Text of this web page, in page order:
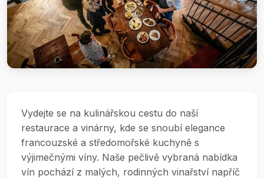
Vydejte se na kulinářskou cestu do naší
restaurace a vinárny, kde se snoubí elegance
francouzské a středomořské kuchyně s
výjimečnými víny. Naše pečlivě vybraná nabídka
vín pochází z malých, rodinných vinařství napříč